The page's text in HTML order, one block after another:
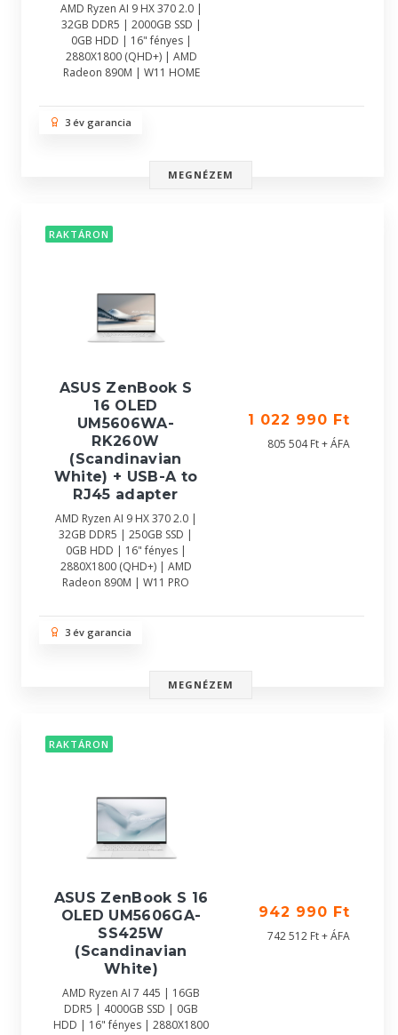
AMD Ryzen AI 9 HX 370 2.0 |
32GB DDR5 | 2000GB SSD |
0GB HDD | 16" fényes |
2880X1800 (QHD+) | AMD
Radeon 890M | W11 HOME
3 év garancia
MEGNÉZEM
RAKTÁRON
ASUS ZenBook S
16 OLED
UM5606WA-
RK260W
(Scandinavian
White) + USB-A to
RJ45 adapter
AMD Ryzen AI 9 HX 370 2.0 |
32GB DDR5 | 250GB SSD |
0GB HDD | 16" fényes |
2880X1800 (QHD+) | AMD
Radeon 890M | W11 PRO
1 022 990 Ft
805 504 Ft + ÁFA
3 év garancia
MEGNÉZEM
RAKTÁRON
ASUS ZenBook S 16
OLED UM5606GA-
SS425W
(Scandinavian
White)
AMD Ryzen AI 7 445 | 16GB
DDR5 | 4000GB SSD | 0GB
HDD | 16" fényes | 2880X1800
942 990 Ft
742 512 Ft + ÁFA